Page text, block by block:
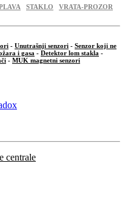
STAKLO VRATA-PROZOR
- Unutrašnji senzori - Senzor koji ne
i gasa - Detektor lom stakla -
- MUK magnetni senzori
centrale